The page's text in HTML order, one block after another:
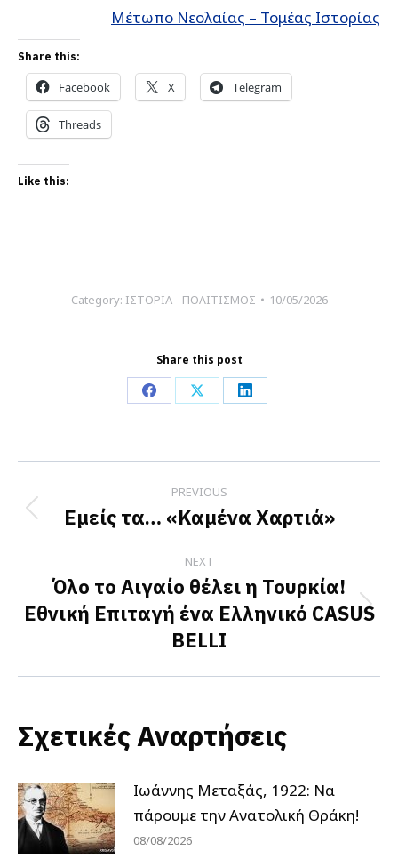
Μέτωπο Νεολαίας – Τομέας Ιστορίας
Share this:
Facebook X Telegram
Threads
Like this:
Category: ΙΣΤΟΡΙΑ - ΠΟΛΙΤΙΣΜΟΣ 10/05/2026
Share this post
Share
Facebook
Share
X
Share
LinkedIn
navigation
PREVIOUS
Previous
Εμείς τα… «Καμένα Χαρτιά»
NEXT
Next
post:
Όλο το Αιγαίο θέλει η Τουρκία!
Εθνική Επιταγή ένα Ελληνικό CASUS
BELLI
Σχετικές Αναρτήσεις
Ιωάννης Μεταξάς, 1922: Να
πάρουμε την Ανατολική Θράκη!
08/08/2026